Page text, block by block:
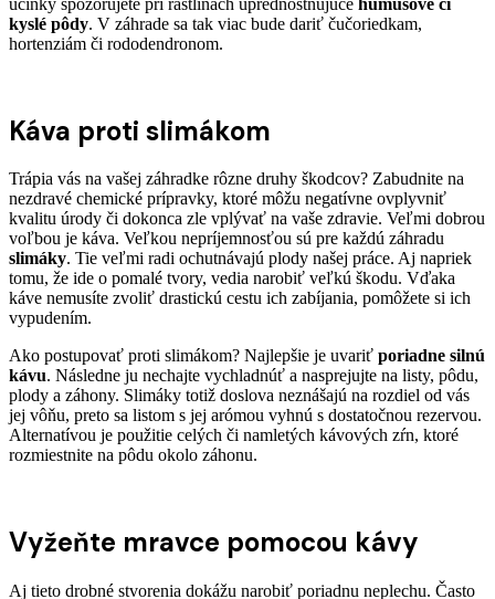
kyslé pôdy. V záhrade sa tak viac bude dariť čučoriedkam,
hortenziám či rododendronom.
Káva proti slimákom
Trápia vás na vašej záhradke rôzne druhy škodcov? Zabudnite na
nezdravé chemické prípravky, ktoré môžu negatívne ovplyvniť
kvalitu úrody či dokonca zle vplývať na vaše zdravie. Veľmi dobrou
voľbou je káva. Veľkou nepríjemnosťou sú pre každú záhradu
slimáky. Tie veľmi radi ochutnávajú plody našej práce. Aj napriek
tomu, že ide o pomalé tvory, vedia narobiť veľkú škodu. Vďaka
káve nemusíte zvoliť drastickú cestu ich zabíjania, pomôžete si ich
vypudením.
Ako postupovať proti slimákom? Najlepšie je uvariť poriadne silnú
kávu. Následne ju nechajte vychladnúť a nasprejujte na listy, pôdu,
plody a záhony. Slimáky totiž doslova neznášajú na rozdiel od vás
jej vôňu, preto sa listom s jej arómou vyhnú s dostatočnou rezervou.
Alternatívou je použitie celých či namletých kávových zŕn, ktoré
rozmiestnite na pôdu okolo záhonu.
Vyžeňte mravce pomocou kávy
Aj tieto drobné stvorenia dokážu narobiť poriadnu neplechu. Často